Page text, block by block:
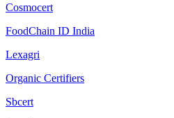
Cosmocert
FoodChain ID India
Lexagri
Organic Certifiers
Sbcert